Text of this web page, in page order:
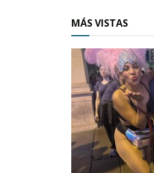
no se sabe de donde
apellido es raro, poco
Tal vez llegaron con Nuño
hombres desde España,
antediluvianas quizás
con genes de esclavos
personas que se daba,
Remigio es de piel muy
MÁS VISTAS